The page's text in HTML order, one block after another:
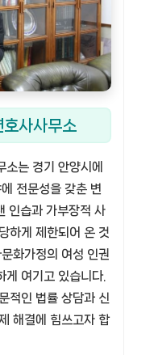
사사무소
는 경기 안양시에
전문성을 갖춘 변
인습과 가부장적 사
하게 제한되어 온 것
화가정의 여성 인권
게 여기고 있습니다.
적인 법률 상담과 신
해결에 힘쓰고자 합